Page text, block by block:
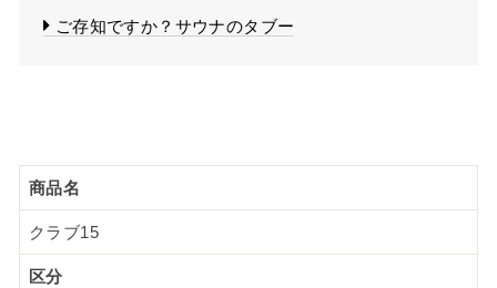
ご存知ですか？サウナのタブー
商品名
クラブ15
区分